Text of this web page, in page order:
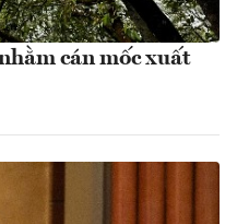
cán mốc xuất